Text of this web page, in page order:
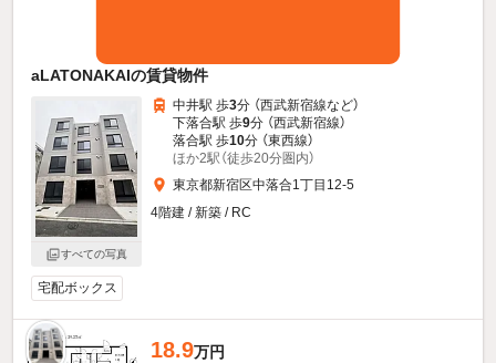
aLATONAKAIの賃貸物件
すべての写真
中井駅 歩3分 （西武新宿線など）
下落合駅 歩9分 （西武新宿線）
落合駅 歩10分 （東西線）
ほか2駅（徒歩20分圏内）
東京都新宿区中落合1丁目12-5
4階建 / 新築 / RC
宅配ボックス
18.9万円